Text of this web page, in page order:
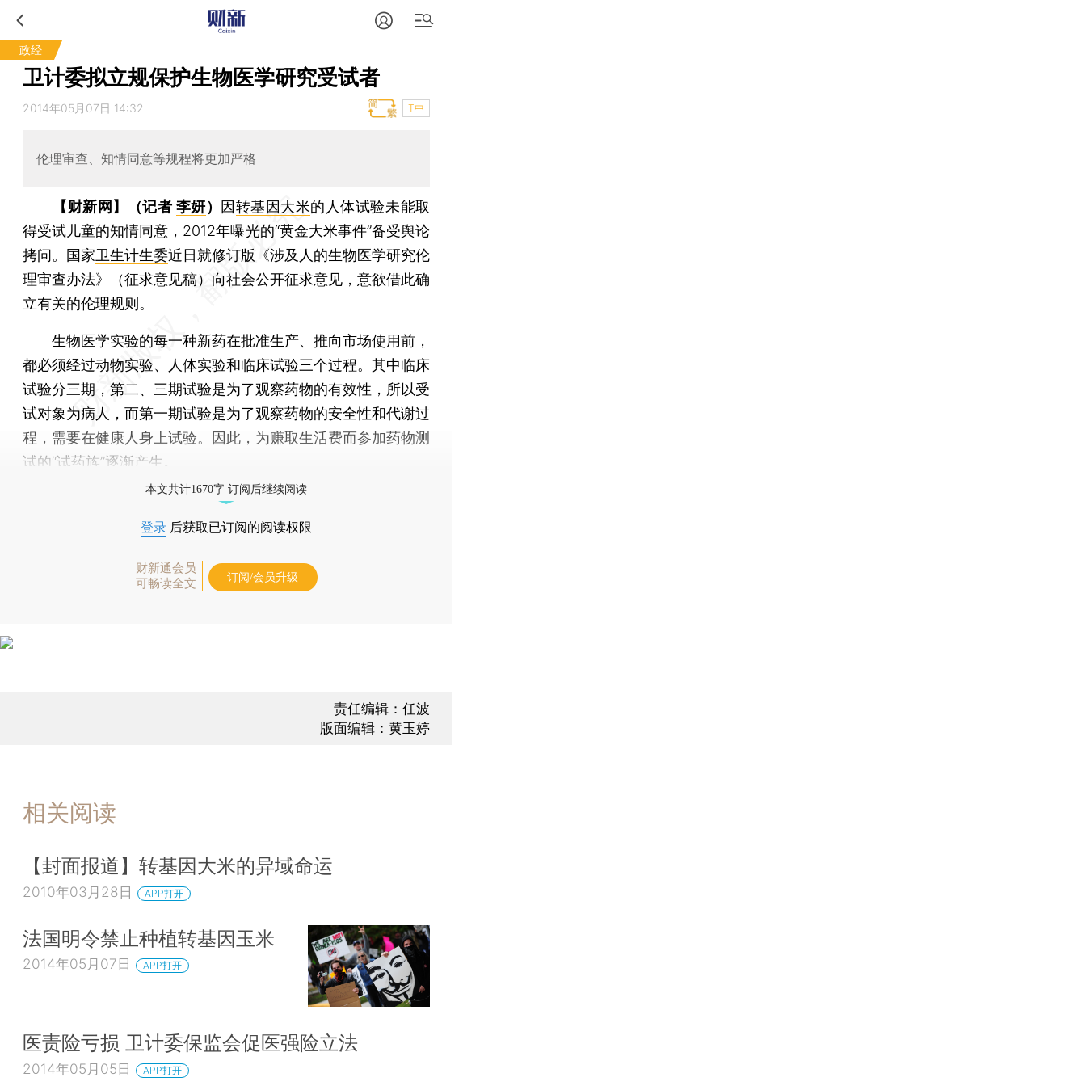
政经
卫计委拟立规保护生物医学研究受试者
2014年05月07日 14:32 T中
伦理审查、知情同意等规程将更加严格
【财新网】（记者 李妍） 因转基因大米的人体试验未能取
得受试儿童的知情同意，2012年曝光的“黄金大米事件”备受舆论
拷问。国家卫生计生委近日就修订版《涉及人的生物医学研究伦
理审查办法》（征求意见稿）向社会公开征求意见，意欲借此确
立有关的伦理规则。
生物医学实验的每一种新药在批准生产、推向市场使用前，
都必须经过动物实验、人体实验和临床试验三个过程。其中临床
试验分三期，第二、三期试验是为了观察药物的有效性，所以受
试对象为病人，而第一期试验是为了观察药物的安全性和代谢过
程，需要在健康人身上试验。因此，为赚取生活费而参加药物测
试的“试药族”逐渐产生。
本文共计1670字 订阅后继续阅读
登录 后获取已订阅的阅读权限
财新通会员
可畅读全文
订阅/会员升级
责任编辑：任波
版面编辑：黄玉婷
相关阅读
【封面报道】转基因大米的异域命运
2010年03月28日 APP打开
法国明令禁止种植转基因玉米
2014年05月07日 APP打开
医责险亏损 卫计委保监会促医强险立法
2014年05月05日 APP打开